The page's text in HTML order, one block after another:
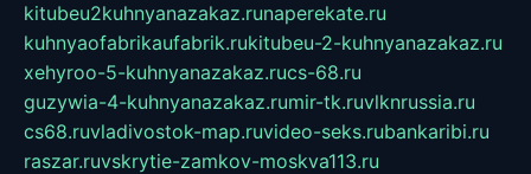
kitubeu2kuhnyanazakaz.runaperekate.ru
kuhnyaofabrikaufabrik.rukitubeu-2-kuhnyanazakaz.ru
xehyroo-5-kuhnyanazakaz.rucs-68.ru
guzywia-4-kuhnyanazakaz.rumir-tk.ruvlknrussia.ru
cs68.ruvladivostok-map.ruvideo-seks.rubankaribi.ru
raszar.ruvskrytie-zamkov-moskva113.ru